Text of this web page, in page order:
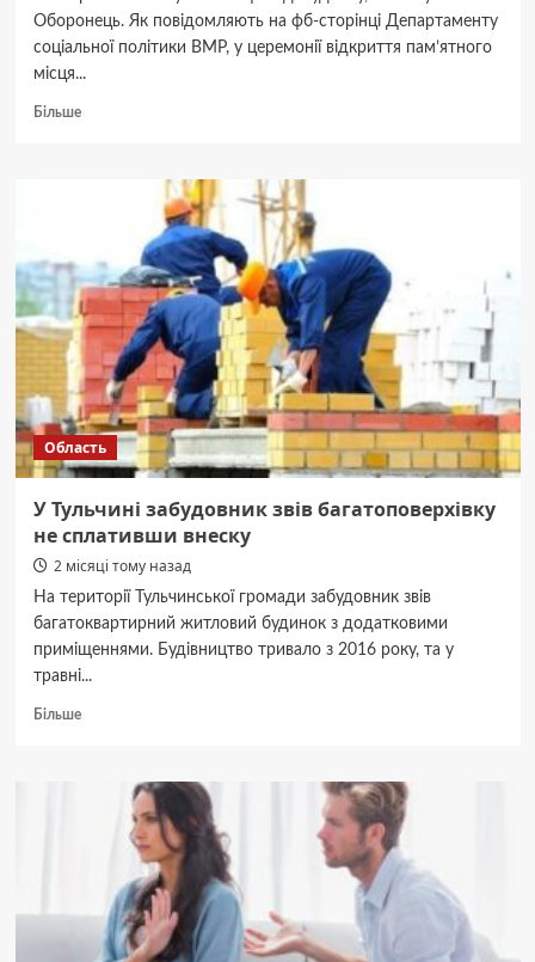
Оборонець. Як повідомляють на фб-сторінці Департаменту
соціальної політики ВМР, у церемонії відкриття пам’ятного
місця...
БільшеДокладніше
меморіальну
на
честь
полеглого
Захисника
Дмитра
Києнка
Область
У Тульчині забудовник звів багатоповерхівку
не сплативши внеску
2 місяці тому назад
На території Тульчинської громади забудовник звів
багатоквартирний житловий будинок з додатковими
приміщеннями. Будівництво тривало з 2016 року, та у
травні...
БільшеДокладніше
забудовник
багатоповерхівку
сплативши
внеску